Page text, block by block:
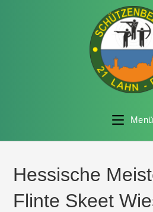
Menü
Hessische
Flinte Skeet